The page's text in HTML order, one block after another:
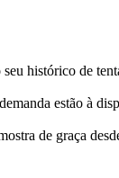
histórico de
estão à
de graça